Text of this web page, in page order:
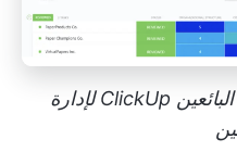
قالب قائمة مراجعة إدارة البائعين ClickUp لإدارة